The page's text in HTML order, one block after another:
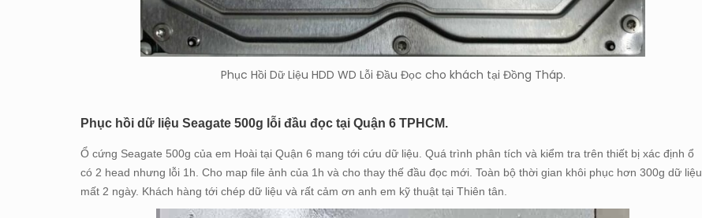
Phục Hồi Dữ Liệu HDD WD Lỗi Đầu Đọc cho khách tại Đồng Tháp.
Phục hồi dữ liệu Seagate 500g lỗi đầu đọc tại Quận 6 TPHCM.
Ổ cứng Seagate 500g của em Hoài tại Quận 6 mang tới cứu dữ liệu. Quá trình phân tích và kiểm tra trên thiết bị xác định ổ
có 2 head nhưng lỗi 1h. Cho map file ảnh của 1h và cho thay thế đầu đọc mới. Toàn bộ thời gian khôi phục hơn 300g dữ liệu
mất 2 ngày. Khách hàng tới chép dữ liệu và rất cảm ơn anh em kỹ thuật tại Thiên tân.